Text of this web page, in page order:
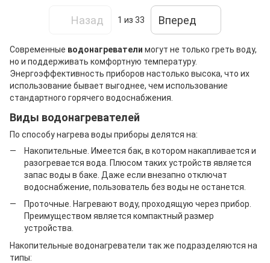
Назад 1 из 33 Вперед
Современные водонагреватели могут не только греть воду,
но и поддерживать комфортную температуру.
Энергоэффективность приборов настолько высока, что их
использование бывает выгоднее, чем использование
стандартного горячего водоснабжения.
Виды водонагревателей
По способу нагрева воды приборы делятся на:
Накопительные. Имеется бак, в котором накапливается и
разогревается вода. Плюсом таких устройств является
запас воды в баке. Даже если внезапно отключат
водоснабжение, пользователь без воды не останется.
Проточные. Нагревают воду, проходящую через прибор.
Преимуществом является компактный размер
устройства.
Накопительные водонагреватели так же подразделяются на
типы: